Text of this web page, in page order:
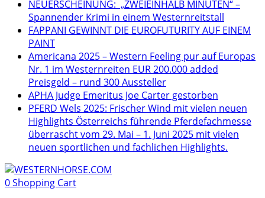
NEUERSCHEINUNG: „ZWEIEINHALB MINUTEN“ –
Spannender Krimi in einem Westernreitstall
FAPPANI GEWINNT DIE EUROFUTURITY AUF EINEM
PAINT
Americana 2025 – Western Feeling pur auf Europas
Nr. 1 im Westernreiten EUR 200.000 added
Preisgeld – rund 300 Aussteller
APHA Judge Emeritus Joe Carter gestorben
PFERD Wels 2025: Frischer Wind mit vielen neuen
Highlights Österreichs führende Pferdefachmesse
überrascht vom 29. Mai – 1. Juni 2025 mit vielen
neuen sportlichen und fachlichen Highlights.
0Shopping Cart